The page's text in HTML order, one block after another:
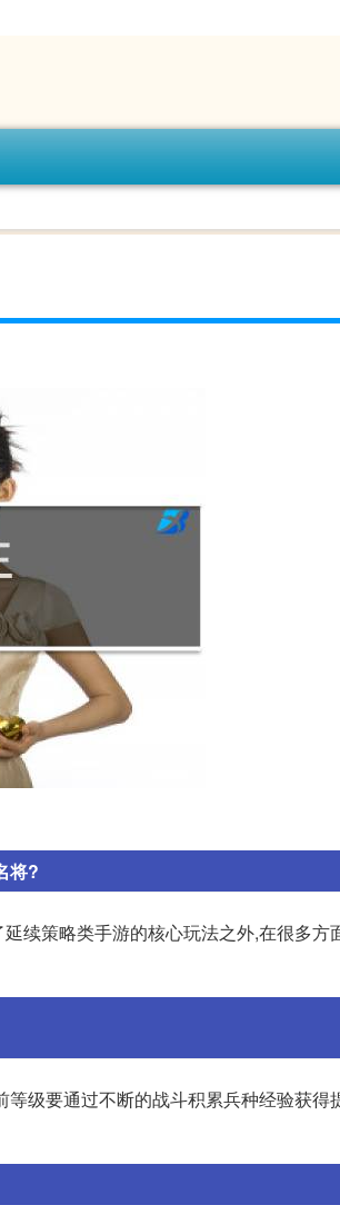
将?
续策略类手游的核心玩法之外,在很多
级要通过不断的战斗积累兵种经验获得